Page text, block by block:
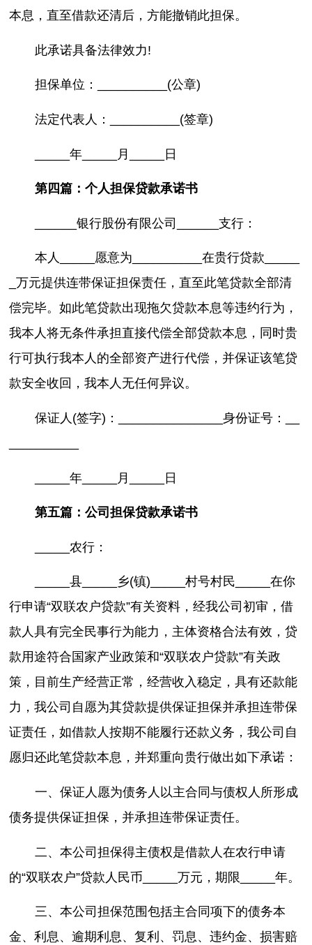
本息，直至借款还清后，方能撤销此担保。
此承诺具备法律效力!
担保单位：__________(公章)
法定代表人：__________(签章)
_____年_____月_____日
第四篇：个人担保贷款承诺书
______银行股份有限公司______支行：
本人_____愿意为__________在贵行贷款_____
_万元提供连带保证担保责任，直至此笔贷款全部清
偿完毕。如此笔贷款出现拖欠贷款本息等违约行为，
我本人将无条件承担直接代偿全部贷款本息，同时贵
行可执行我本人的全部资产进行代偿，并保证该笔贷
款安全收回，我本人无任何异议。
保证人(签字)：_______________身份证号：__
_____年_____月_____日
第五篇：公司担保贷款承诺书
_____农行：
_____县_____乡(镇)_____村号村民_____在你
行申请“双联农户贷款”有关资料，经我公司初审，借
款人具有完全民事行为能力，主体资格合法有效，贷
款用途符合国家产业政策和“双联农户贷款”有关政
策，目前生产经营正常，经营收入稳定，具有还款能
力，我公司自愿为其贷款提供保证担保并承担连带保
证责任，如借款人按期不能履行还款义务，我公司自
愿归还此笔贷款本息，并郑重向贵行做出如下承诺：
一、保证人愿为债务人以主合同与债权人所形成
债务提供保证担保，并承担连带保证责任。
二、本公司担保得主债权是借款人在农行申请
的“双联农户”贷款人民币_____万元，期限_____年。
三、本公司担保范围包括主合同项下的债务本
金、利息、逾期利息、复利、罚息、违约金、损害赔